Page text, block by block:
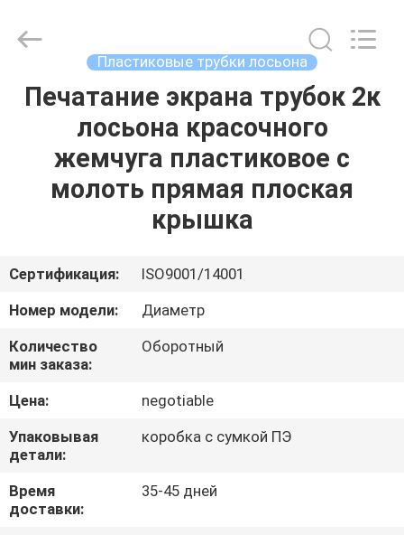
ДОМ
ПРОДУКТЫ
ПУТЕШЕСТВИЕ
ПРОВЕРКА
СВЯЖИТЕСЬ
МЫ
TUBES(SHANG
HAI)CO.,LTD.
Пластиковые трубки лосьона
Печатание экрана трубок 2к
лосьона красочного
жемчуга пластиковое с
молоть прямая плоская
крышка
Сертификация:
ISO9001/14001
Номер модели:
Диаметр
Количество
мин заказа:
Оборотный
Цена:
negotiable
Упаковывая
детали:
коробка с сумкой ПЭ
Время
доставки:
35-45 дней